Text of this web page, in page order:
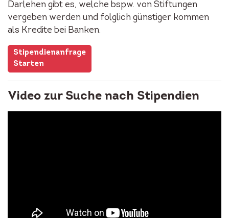
Darlehen gibt es, welche bspw. von Stiftungen
vergeben werden und folglich günstiger kommen
als Kredite bei Banken.
Stipendienanfrage
Starten
Video zur Suche nach Stipendien